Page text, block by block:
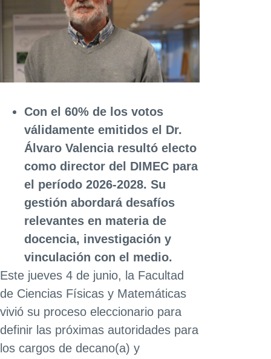
Con el 60% de los votos
válidamente emitidos el Dr.
Álvaro Valencia resultó electo
como director del DIMEC para
el período 2026-2028. Su
gestión abordará desafíos
relevantes en materia de
docencia, investigación y
vinculación con el medio.
Este jueves 4 de junio, la Facultad
de Ciencias Físicas y Matemáticas
vivió su proceso eleccionario para
definir las próximas autoridades para
los cargos de decano(a) y